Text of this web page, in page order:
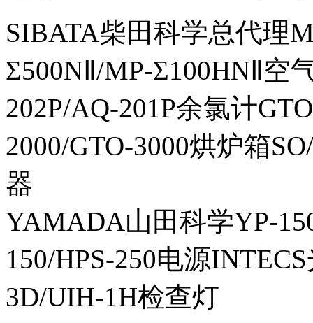
SIBATA柴田科学总代理
Σ500NⅡ/MP-Σ100HNⅡ空
202P/AQ-201P余氯计
2000/GTO-3000烘炉箱
器
YAMADA山田科学YP-
150/HPS-250电源
3D/UIH-1H检查灯